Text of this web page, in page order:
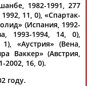
футбольного
тренера
канале
действовал до
"Рубин" с апреля
1982-1991, 277
11, 0), «Спартак-
(Испания, 1992-
1993-1994, 14, 0),
«Аустрия» (Вена,
Ваккер» (Австрия,
2002, 16, 0).
году.